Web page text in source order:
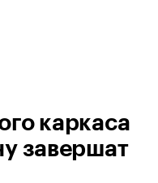
каркаса
завершат